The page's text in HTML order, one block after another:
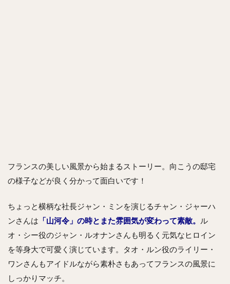
フランスの美しい風景から始まるストーリー。向こうの邸宅
の様子などが良く分かって面白いです！
ちょっと横柄な社長ジャン・ミンを演じるチャン・ジャーハ
ンさんは 「山河令」の時とまた雰囲気が変わって素敵。
ル
オ・シー役のジャン・ルオナンさんも明るく元気なヒロイン
を等身大で可愛く演じています。タオ・ルン役のライリー・
ワンさんもアイドルながら素朴さもあってフランスの風景に
しっかりマッチ。